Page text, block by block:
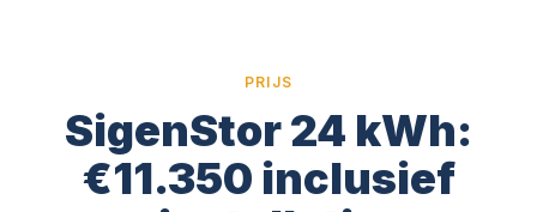
PRIJS
SigenStor 24 kWh:
€11.350 inclusief